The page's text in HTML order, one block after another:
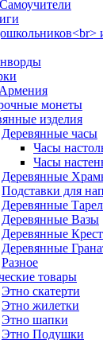
монеты
изделия
Деревянные часы
Часы
Часы
Деревянные
Подставки для
Деревянные
Деревянные Вазы
Деревянные
Деревянные
Разное
товары
Этно скатерти
Этно жилетки
Этно шапки
Этно Подушки